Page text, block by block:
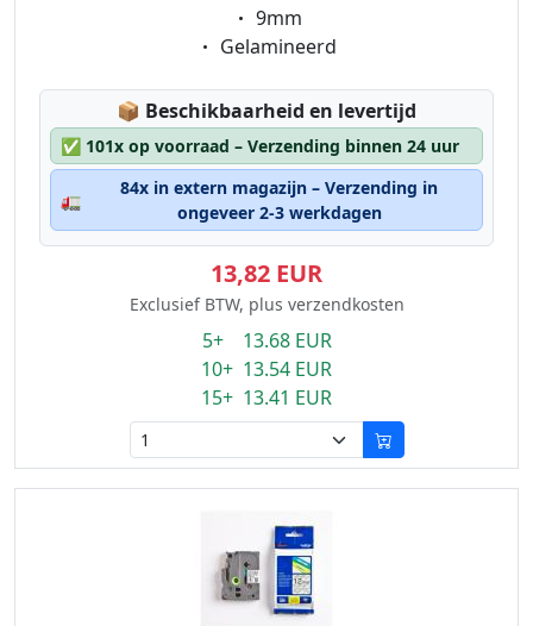
Eigenschaft:
9mm
Eigenschaft:
Gelamineerd
📦 Lagerstatus:
Beschikbaarheid en levertijd
✅ 101x op voorraad – Verzending binnen 24 uur
🚛
84x in extern magazijn – Verzending in
ongeveer 2-3 werkdagen
13,82 EUR
Exclusief BTW, plus verzendkosten
5+ 13.68 EUR
10+ 13.54 EUR
15+ 13.41 EUR